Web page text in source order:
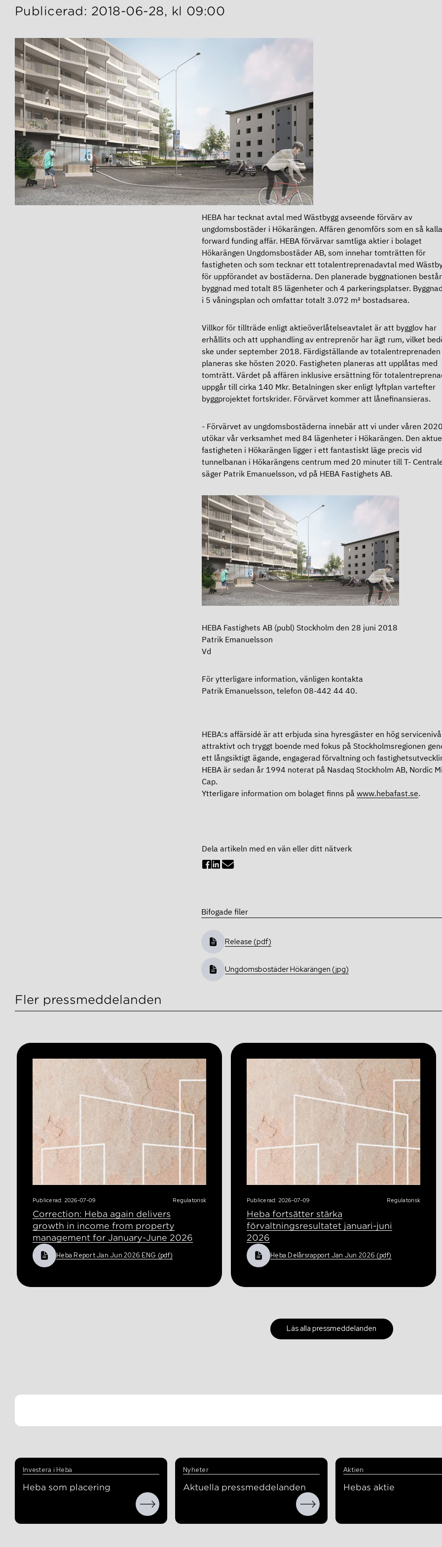
Publicerad: 2018-06-28, kl 09:00
HEBA har tecknat avtal med Wästbygg avseende förvärv av
ungdomsbostäder i Hökarängen. Affären genomförs som en så
forward funding affär. HEBA förvärvar samtliga aktier i bolaget
Hökarängen Ungdomsbostäder AB, som innehar tomträtten för
fastigheten och som tecknar ett totalentreprenadavtal med
för uppförandet av bostäderna. Den planerade byggnationen
byggnad med totalt 85 lägenheter och 4 parkeringsplatser.
i 5 våningsplan och omfattar totalt 3.072 m² bostadsarea.
Villkor för tillträde enligt aktieöverlåtelseavtalet är att bygglov har
erhållits och att upphandling av entreprenör har ägt rum, vilket
ske under september 2018. Färdigställande av totalentreprenaden
planeras ske hösten 2020. Fastigheten planeras att upplåtas med
tomträtt. Värdet på affären inklusive ersättning för
uppgår till cirka 140 Mkr. Betalningen sker enligt lyftplan vartefter
byggprojektet fortskrider. Förvärvet kommer att lånefinansieras.
- Förvärvet av ungdomsbostäderna innebär att vi under våren
utökar vår verksamhet med 84 lägenheter i Hökarängen. Den
fastigheten i Hökarängen ligger i ett fantastiskt läge precis vid
tunnelbanan i Hökarängens centrum med 20 minuter till T-
säger Patrik Emanuelsson, vd på HEBA Fastighets AB.
HEBA Fastighets AB (publ) Stockholm den 28 juni 2018
Patrik Emanuelsson
Vd
För ytterligare information, vänligen kontakta
Patrik Emanuelsson, telefon 08-442 44 40.
HEBA:s affärsidé är att erbjuda sina hyresgäster en hög
attraktivt och tryggt boende med fokus på Stockholmsregionen
ett långsiktigt ägande, engagerad förvaltning och
HEBA är sedan år 1994 noterat på Nasdaq Stockholm AB, Nordic
Cap.
Ytterligare information om bolaget finns på www.hebafast.se.
Dela artikeln med en vän eller ditt nätverk
Bifogade filer
Release (pdf)
Ungdomsbostäder Hökarängen (jpg)
Fler pressmeddelanden
Publicerad: 2026-07-09 Regulatorisk
Correction: Heba again delivers
growth in income from property
management for January-June 2026
Heba Report Jan Jun 2026 ENG (pdf)
Publicerad: 2026-07-09 Regulatorisk
Heba fortsätter stärka
förvaltningsresultatet januari-juni
2026
Heba Delårsrapport Jan Jun 2026 (pdf)
Läs alla pressmeddelanden
Investera i Heba
Heba som placering
Nyheter
Aktuella pressmeddelanden
Aktien
Hebas aktie